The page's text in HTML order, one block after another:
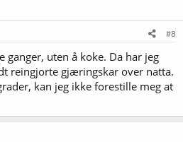
#8
ganger, uten å koke. Da har jeg
reingjorte gjæringskar over natta.
kan jeg ikke forestille meg at